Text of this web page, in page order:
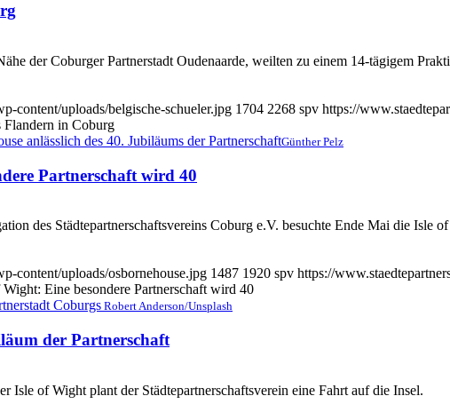
der Coburger Partnerstadt Oudenaarde, weilten zu einem 14-tägigem
content/uploads/belgische-schueler.jpg 1704 2268 spv https://
Flandern in Coburg
Günther Pelz
Partnerschaft wird 40
des Städtepartnerschaftsvereins Coburg e.V. besuchte Ende Mai die Isle
content/uploads/osbornehouse.jpg 1487 1920 spv https://
Eine besondere Partnerschaft wird 40
Robert Anderson/Unsplash
der Partnerschaft
Isle of Wight plant der Städte­partner­schafts­verein eine Fahrt auf die Insel.